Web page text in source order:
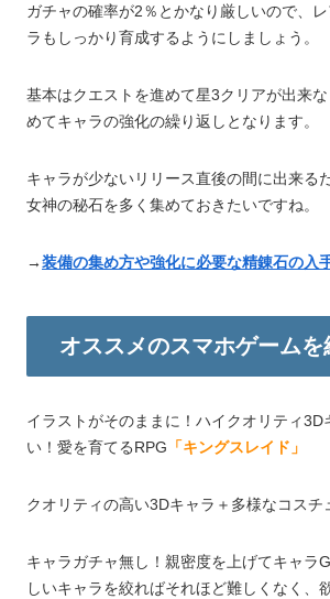
ガチャの確率が2％とかなり厳しいので、
ラもしっかり育成するようにしましょう。
基本はクエストを進めて星3クリアが出来
めてキャラの強化の繰り返しとなります。
キャラが少ないリリース直後の間に出来る
女神の秘石を多く集めておきたいですね。
→装備の集め方や強化に必要な精錬石の入
オススメのスマホゲームを
イラストがそのままに！ハイクオリティ3D
い！愛を育てるRPG 「キングスレイド」
クオリティの高い3Dキャラ＋多様なコスチ
キャラガチャ無し！親密度を上げてキャラ
しいキャラを絞ればそれほど難しくなく、